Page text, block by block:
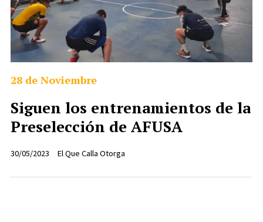
Siguen los entrenamientos de la
Preselección de AFUSA
El Que Calla Otorga
28 de Noviembre
30/05/2023